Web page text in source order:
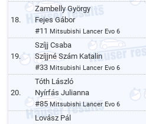
18.
Zambelly György
Fejes Gábor
#11 Mitsubishi Lancer Evo 6
19.
Szíjj Csaba
Szíjjné Szám Katalin
#33 Mitsubishi Lancer Evo 6
20.
Tóth László
Nyírfás Julianna
#85Mitsubishi Lancer Evo 6
Lovász Pál